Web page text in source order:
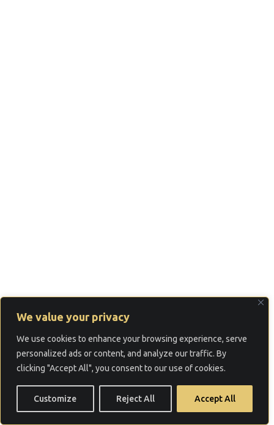
We value your privacy
We use cookies to enhance your browsing experience, serve
personalized ads or content, and analyze our traffic. By
clicking "Accept All", you consent to our use of cookies.
Customize Reject All Accept All